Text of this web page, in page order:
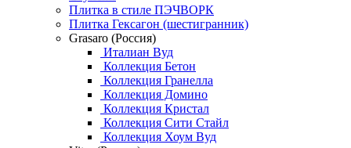
Плитка в стиле ПЭЧВОРК
Плитка Гексагон (шестигранник)
Grasaro (Россия)
Италиан Вуд
Коллекция Бетон
Коллекция Гранелла
Коллекция Домино
Коллекция Кристал
Коллекция Сити Стайл
Коллекция Хоум Вуд